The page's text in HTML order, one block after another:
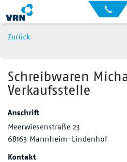
Auskunft
für
Kontakt
Gebärdensprache
Suche
Liniennetz
Tickets
Zurück
Schreibwaren
Verkaufsstelle
Anschrift
Meerwiesenstraße 23
68163 Mannheim-Lindenhof
Kontakt